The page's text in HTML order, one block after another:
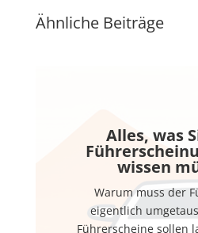
Ähnliche Beiträge
Alles, was
wissen
Warum muss der
eigentlich
Führerscheine sollen